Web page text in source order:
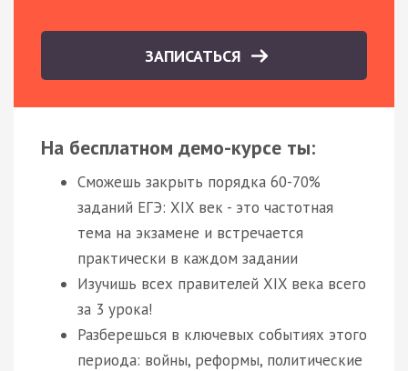
ЗАПИСАТЬСЯ
На бесплатном демо-курсе ты:
Сможешь закрыть порядка 60-70%
заданий ЕГЭ: XIX век - это частотная
тема на экзамене и встречается
практически в каждом задании
Изучишь всех правителей XIX века всего
за 3 урока!
Разберешься в ключевых событиях этого
периода: войны, реформы, политические